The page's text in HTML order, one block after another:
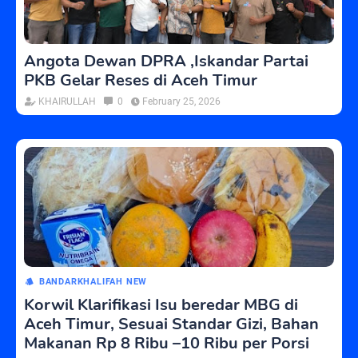
Angota Dewan DPRA ,Iskandar Partai
PKB Gelar Reses di Aceh Timur
KHAIRULLAH 0 February 25, 2026
BANDARKHALIFAH NEW
Korwil Klarifikasi Isu beredar MBG di
Aceh Timur, Sesuai Standar Gizi, Bahan
Makanan Rp 8 Ribu –10 Ribu per Porsi